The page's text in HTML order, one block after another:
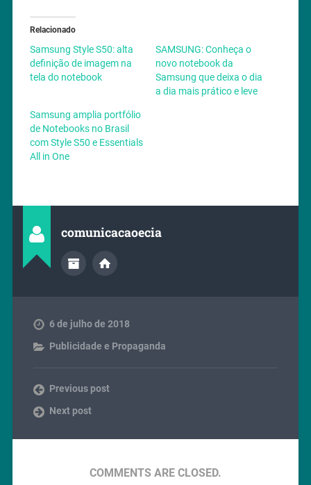
Relacionado
Samsung Style S50: alta
definição de imagem na
tela do notebook
SAMSUNG: Conheça o
novo notebook da
Samsung que deixa o dia
a dia mais prático e leve
Samsung amplia portfólio
de Notebooks no Brasil
com Style S50 e Essentials
All in One
comunicacaoecia
6 de julho de 2018
Publicidade e Propaganda
Previous post
Next post
COMMENTS ARE CLOSED.